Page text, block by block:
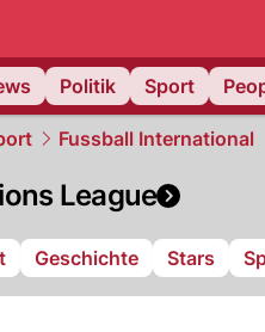
Politik Sport
Fussball International
League
Geschichte Stars